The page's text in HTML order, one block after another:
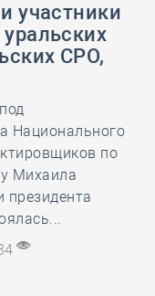
участники
СРО,
Национального
по
Михаила
президента